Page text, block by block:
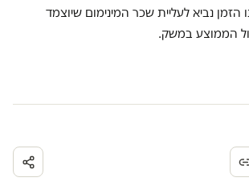
נביא לעליית שכר המינימום שיוצמד
הממוצע במשק.